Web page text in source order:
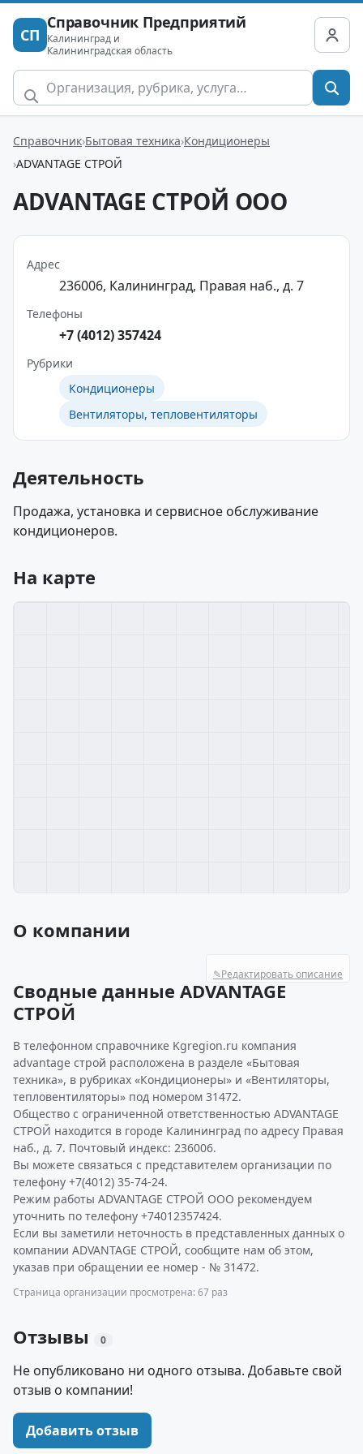
СП
Справочник Предприятий
Калининград и
Калининградская область
Справочник Бытовая техника Кондиционеры
ADVANTAGE СТРОЙ
ADVANTAGE СТРОЙ ООО
Адрес
236006, Калининград, Правая наб., д. 7
Телефоны
+7 (4012) 357424
Рубрики
Кондиционеры
Вентиляторы, тепловентиляторы
Деятельность
Продажа, установка и сервисное обслуживание
кондиционеров.
На карте
О компании
✎Редактировать описание
Сводные данные ADVANTAGE
СТРОЙ
В телефонном справочнике Kgregion.ru компания
advantage строй расположена в разделе «Бытовая
техника», в рубриках «Кондиционеры» и «Вентиляторы,
тепловентиляторы» под номером 31472.
Общество с ограниченной ответственностью ADVANTAGE
СТРОЙ находится в городе Калининград по адресу Правая
наб., д. 7. Почтовый индекс: 236006.
Вы можете связаться с представителем организации по
телефону +7(4012) 35-74-24.
Режим работы ADVANTAGE СТРОЙ ООО рекомендуем
уточнить по телефону +74012357424.
Если вы заметили неточность в представленных данных о
компании ADVANTAGE СТРОЙ, сообщите нам об этом,
указав при обращении ее номер - № 31472.
Страница организации просмотрена: 67 раз
Отзывы 0
Не опубликовано ни одного отзыва. Добавьте свой
отзыв о компании!
Добавить отзыв